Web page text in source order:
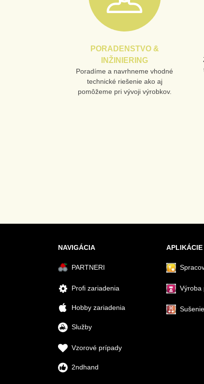
PORADENSTVO &
INŽINIERING
Poradíme a navrhneme vhodné
technické riešenie ako aj
pomôžeme pri vývoji výrobkov.
NAVIGÁCIA
PARTNERI
Profi zariadenia
Hobby zariadenia
Služby
Vzorové prípady
2ndhand
APLIKÁCIE
Výroba
Sušenie